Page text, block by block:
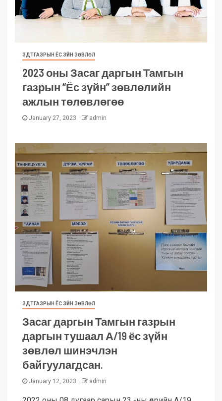
ЗДТГАЗРЫН ЁС ЗҮЙН ЗӨВЛӨЛ
2023 оны Засаг даргын Тамгын
газрын “Ёс зүйн” зөвлөлийн
ажлын төлөвлөгөө
January 27, 2023 admin
ЗДТГАЗРЫН ЁС ЗҮЙН ЗӨВЛӨЛ
Засаг даргын Тамгын газрын
даргын тушаал А/19 ёс зүйн
зөвлөл шинэчлэн
байгуулагдсан.
January 12, 2023 admin